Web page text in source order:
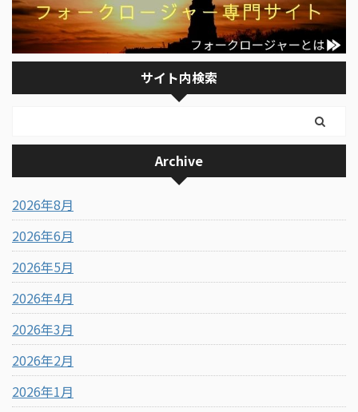
サイト内検索
Archive
2026年8月
2026年6月
2026年5月
2026年4月
2026年3月
2026年2月
2026年1月